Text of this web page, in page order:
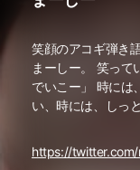
笑顔のアコギ弾き
まーしー。 笑って
でいこー」 時には
い、時には、しっ
https://twitter.com/